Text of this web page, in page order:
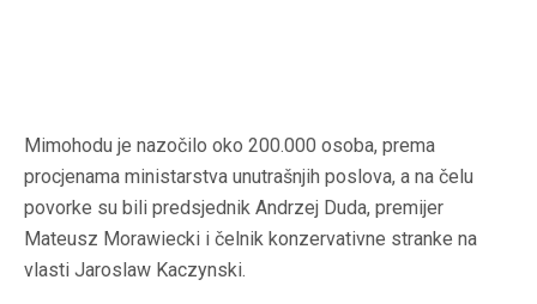
Mimohodu je nazočilo oko 200.000 osoba, prema
procjenama ministarstva unutrašnjih poslova, a na čelu
povorke su bili predsjednik Andrzej Duda, premijer
Mateusz Morawiecki i čelnik konzervativne stranke na
vlasti Jaroslaw Kaczynski.